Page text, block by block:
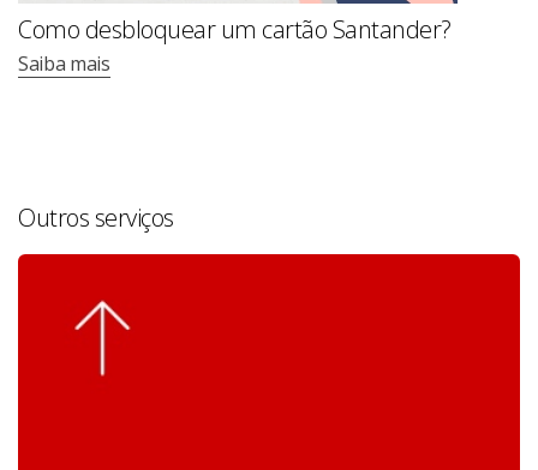
Como desbloquear um cartão Santander?
Saiba mais
Outros serviços